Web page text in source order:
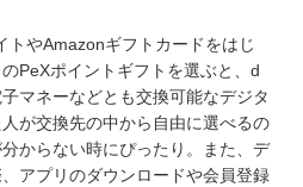
トやAmazonギフトカードをはじ
PeXポイントギフトを選ぶと、d
マネーなどとも交換可能なデジタ
が交換先の中から自由に選べるの
からない時にぴったり。また、デ
アプリのダウンロードや会員登録